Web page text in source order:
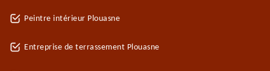
Peintre intérieur Plouasne
Entreprise de terrassement Plouasne